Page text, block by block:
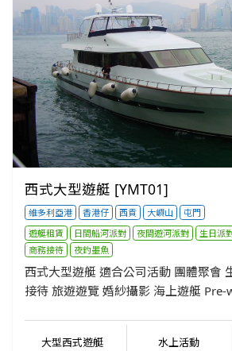
西式大型遊艇 [YMT01]
維多利亞港 香港仔 西貢 大嶼山
屯門
遊艇租賃
日間船河派對 夜間遊河派對 生日派
商務接待
夜釣墨魚
西式大型遊艇 適合公司活動 團體聚會
接待 旅遊遊覽 婚紗攝影 海上遊艇
大型西式遊艇 水上活動